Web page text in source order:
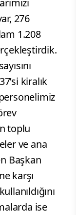
276
1.208
kiralık
toplu
ve ana
Başkan
karşı
ise